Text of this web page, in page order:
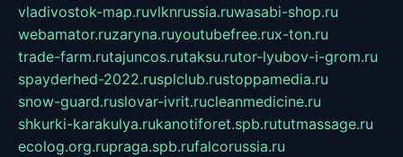
vladivostok-map.ruvlknrussia.ruwasabi-shop.ru
webamator.ruzaryna.ruyoutubefree.rux-ton.ru
trade-farm.rutajuncos.rutaksu.rutor-lyubov-i-grom.ru
spayderhed-2022.rusplclub.rustoppamedia.ru
snow-guard.ruslovar-ivrit.rucleanmedicine.ru
shkurki-karakulya.rukanotiforet.spb.rututmassage.ru
ecolog.org.rupraga.spb.rufalcorussia.ru